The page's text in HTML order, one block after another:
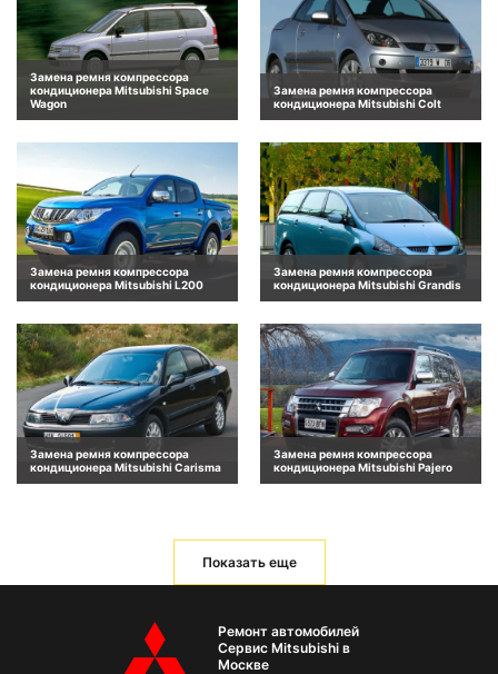
Замена ремня компрессора
кондиционера Mitsubishi Space
Wagon
Замена ремня компрессора
кондиционера Mitsubishi Colt
Замена ремня компрессора
кондиционера Mitsubishi L200
Замена ремня компрессора
кондиционера Mitsubishi Grandis
Замена ремня компрессора
кондиционера Mitsubishi Carisma
Замена ремня компрессора
кондиционера Mitsubishi Pajero
Показать еще
Ремонт автомобилей
Сервис Mitsubishi в
Москве